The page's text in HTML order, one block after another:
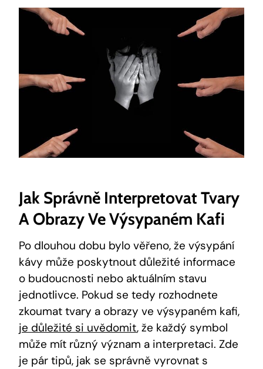
Jak Správně Interpretovat Tvary
A Obrazy Ve Výsypaném Kafi
Po dlouhou dobu bylo věřeno, že výsypání
kávy může poskytnout důležité informace
o budoucnosti nebo aktuálním stavu
jednotlivce. Pokud se tedy rozhodnete
zkoumat tvary a obrazy ve výsypaném kafi,
je důležité si uvědomit, že každý symbol
může mít různý význam a interpretaci. Zde
je pár tipů, jak se správně vyrovnat s